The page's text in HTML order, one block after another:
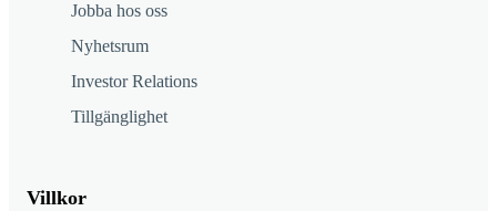
Jobba hos oss
Nyhetsrum
Investor Relations
Tillgänglighet
Villkor